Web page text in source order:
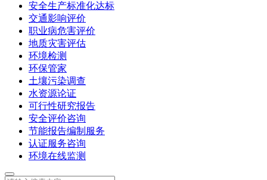
安全生产标准化达标
交通影响评价
职业病危害评价
地质灾害评估
环境检测
环保管家
土壤污染调查
水资源论证
可行性研究报告
安全评价咨询
节能报告编制服务
认证服务咨询
环境在线监测